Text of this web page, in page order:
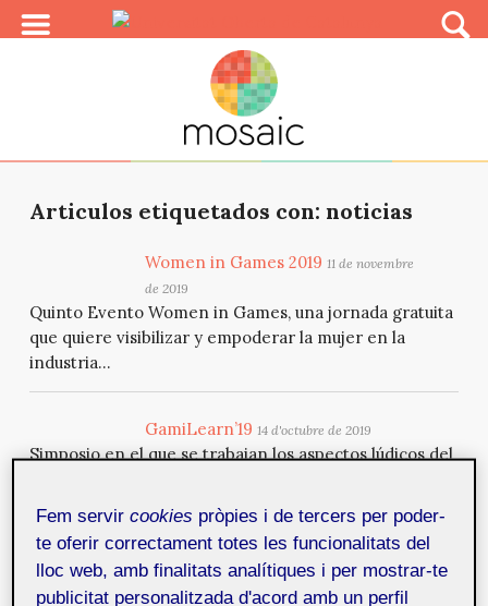
Articulos etiquetados con: noticias
Women in Games 2019 11 de novembre
de 2019
Quinto Evento Women in Games, una jornada gratuita
que quiere visibilizar y empoderar la mujer en la
industria...
GamiLearn’19 14 d'octubre de 2019
Simposio en el que se trabajan los aspectos lúdicos del
Jornada UX · UOC 2019 «Playful
Interactions» 30 de setembre de 2019
Jornada que incluye ponencias para
Fem servircookies pròpies i de tercers per poder-
te oferir correctament totes les funcionalitats del
lloc web, amb finalitats analítiques i per mostrar-te
publicitat personalitzada d'acord amb un perfil